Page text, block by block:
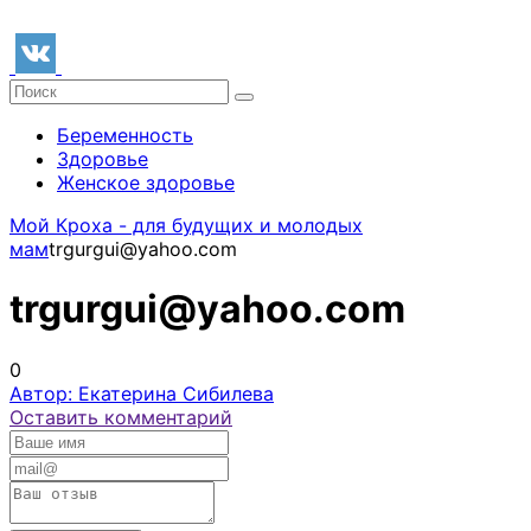
Беременность
Здоровье
Женское здоровье
Мой Кроха - для будущих и молодых
мамtrgurgui@yahoo.com
trgurgui@yahoo.com
0
Автор: Екатерина Сибилева
Оставить комментарий